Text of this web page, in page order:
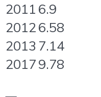
2011 6.9
20126.58
2013 7.14
20179.78